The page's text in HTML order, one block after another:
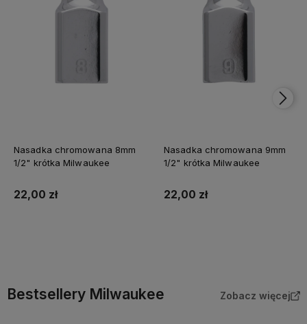
Nasadka chromowana 8mm
1/2" krótka Milwaukee
22,00 zł
Nasadka chromowana 9mm
1/2" krótka Milwaukee
22,00 zł
Bestsellery Milwaukee Zobacz więcej